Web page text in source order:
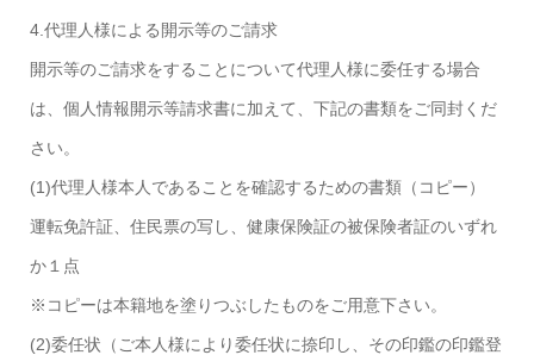
4.代理人様による開示等のご請求
開示等のご請求をすることについて代理人様に委任する場合
は、個人情報開示等請求書に加えて、下記の書類をご同封くだ
さい。
(1)代理人様本人であることを確認するための書類（コピー）
運転免許証、住民票の写し、健康保険証の被保険者証のいずれ
か１点
※コピーは本籍地を塗りつぶしたものをご用意下さい。
(2)委任状（ご本人様により委任状に捺印し、その印鑑の印鑑登